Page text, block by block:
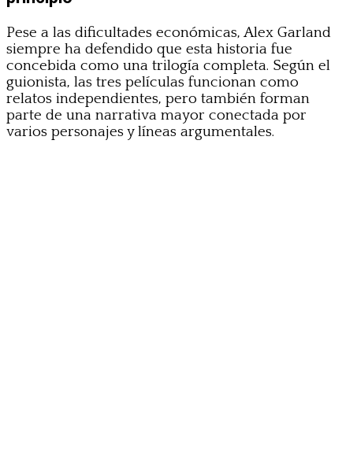
Pese a las dificultades económicas, Alex Garland
siempre ha defendido que esta historia fue
concebida como una trilogía completa. Según el
guionista, las tres películas funcionan como
relatos independientes, pero también forman
parte de una narrativa mayor conectada por
varios personajes y líneas argumentales.